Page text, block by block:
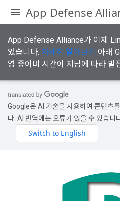
App Defense
App Defense Alliance가 이제
었습니다. 자세히 알아보기 아래
영 중이며 시간이 지남에 따라 발
Google은 AI 기술을 사용하여 콘텐츠
다. AI 번역에는 오류가 있을 수 있습니